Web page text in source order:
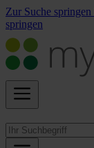
Zur Suche springen
springen